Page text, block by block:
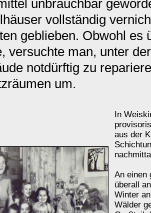
unbrauchbar
vollständig
geblieben. Obwohl es
versuchte man, unter
notdürftig zu
um.
In
aus der
An einen
überall
Winter
Wälder